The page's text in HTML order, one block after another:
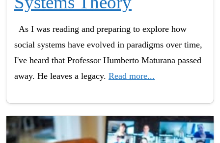
As I was reading and preparing to explore how
social systems have evolved in paradigms over time,
I've heard that Professor Humberto Maturana passed
away. He leaves a legacy. Read more...